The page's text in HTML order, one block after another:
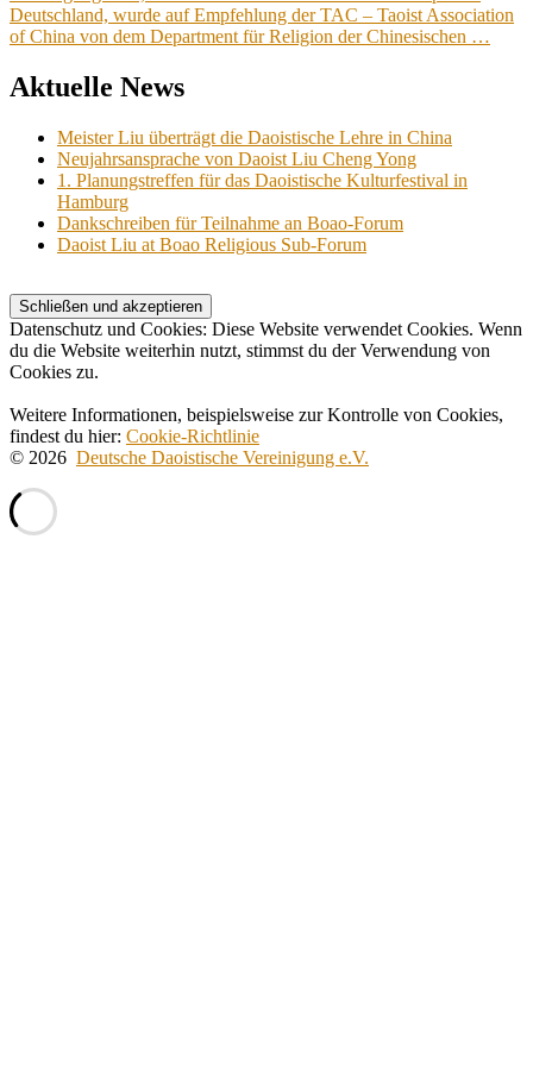
Deutschland, wurde auf Empfehlung der TAC – Taoist Association
of China von dem Department für Religion der Chinesischen …
Aktuelle News
Meister Liu überträgt die Daoistische Lehre in China
Neujahrsansprache von Daoist Liu Cheng Yong
1. Planungstreffen für das Daoistische Kulturfestival in
Hamburg
Dankschreiben für Teilnahme an Boao-Forum
Daoist Liu at Boao Religious Sub-Forum
Datenschutz und Cookies: Diese Website verwendet Cookies. Wenn
du die Website weiterhin nutzt, stimmst du der Verwendung von
Cookies zu.
Weitere Informationen, beispielsweise zur Kontrolle von Cookies,
findest du hier: Cookie-Richtlinie
© 2026 Deutsche Daoistische Vereinigung e.V.